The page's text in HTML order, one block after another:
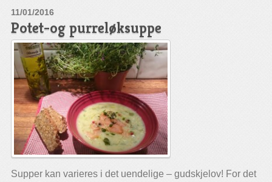
11/01/2016
Potet-og purreløksuppe
Supper kan varieres i det uendelige – gudskjelov! For det